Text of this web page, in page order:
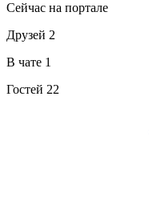
Сейчас на портале
Друзей 2
В чате 1
Гостей 22